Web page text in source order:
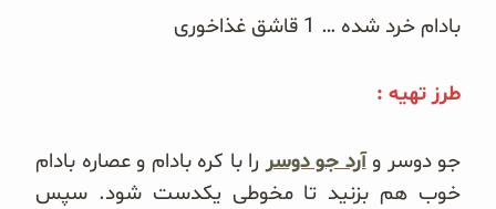
وبلاگ
بادام خرد شده … 1 قاشق غذاخوری
طرز تهیه :
جو دوسر وآرد جو دوسررا با کره بادام و عصاره بادام
خوب هم بزنید تا مخوطی یکدست شود. سپس